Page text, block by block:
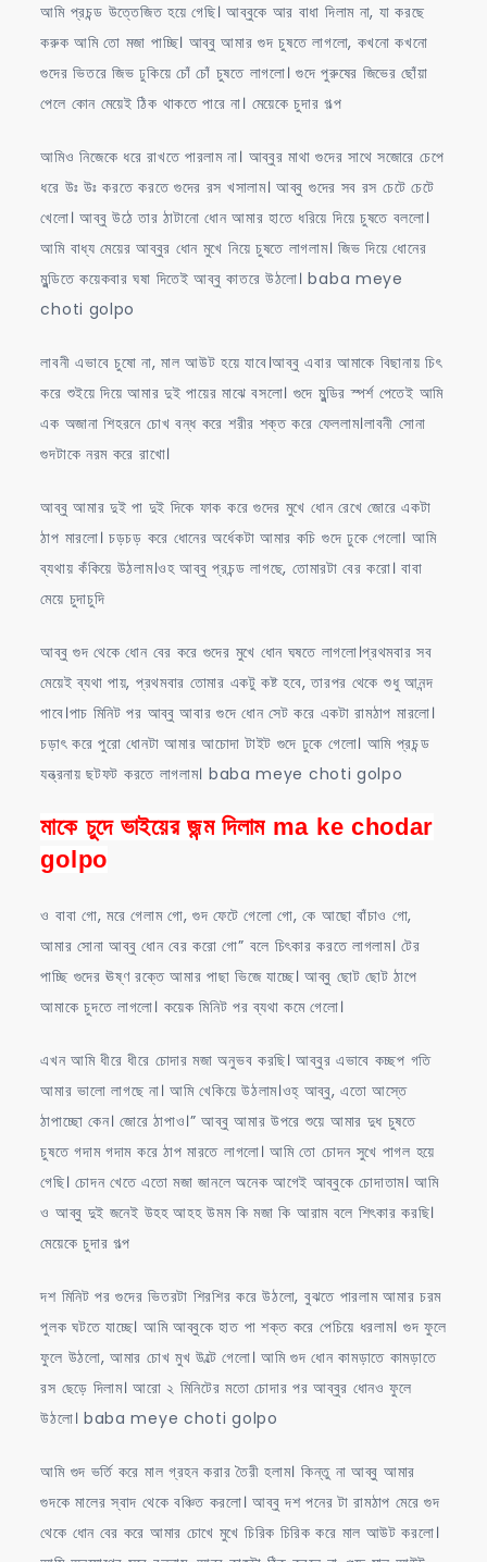
আমি প্রচন্ড উত্তেজিত হয়ে গেছি। আব্বুকে আর বাধা দিলাম না, যা করছে
করুক আমি তো মজা পাচ্ছি। আব্বু আমার গুদ চুষতে লাগলো, কখনো কখনো
গুদের ভিতরে জিভ ঢুকিয়ে চোঁ চোঁ চুষতে লাগলো। গুদে পুরুষের জিভের ছোঁয়া
পেলে কোন মেয়েই ঠিক থাকতে পারে না। মেয়েকে চুদার গল্প
আমিও নিজেকে ধরে রাখতে পারলাম না। আব্বুর মাথা গুদের সাথে সজোরে চেপে
ধরে উঃ উঃ করতে করতে গুদের রস খসালাম। আব্বু গুদের সব রস চেটে চেটে
খেলো। আব্বু উঠে তার ঠাটানো ধোন আমার হাতে ধরিয়ে দিয়ে চুষতে বললো।
আমি বাধ্য মেয়ের আব্বুর ধোন মুখে নিয়ে চুষতে লাগলাম। জিভ দিয়ে ধোনের
মুন্ডিতে কয়েকবার ঘষা দিতেই আব্বু কাতরে উঠলো। baba meye
choti golpo
লাবনী এভাবে চুষো না, মাল আউট হয়ে যাবে।আব্বু এবার আমাকে বিছানায় চিৎ
করে শুইয়ে দিয়ে আমার দুই পায়ের মাঝে বসলো। গুদে মুন্ডির স্পর্শ পেতেই আমি
এক অজানা শিহরনে চোখ বন্ধ করে শরীর শক্ত করে ফেললাম।লাবনী সোনা
গুদটাকে নরম করে রাখো।
আব্বু আমার দুই পা দুই দিকে ফাক করে গুদের মুখে ধোন রেখে জোরে একটা
ঠাপ মারলো। চড়চড় করে ধোনের অর্ধেকটা আমার কচি গুদে ঢুকে গেলো। আমি
ব্যথায় কঁকিয়ে উঠলাম।ওহ ‌আব্বু প্রচন্ড লাগছে, তোমারটা বের করো। বাবা
মেয়ে চুদাচুদি
আব্বু গুদ থেকে ধোন বের করে গুদের মুখে ধোন ঘষতে লাগলো।প্রথমবার সব
মেয়েই ব্যথা পায়, প্রথমবার তোমার একটু কষ্ট হবে, তারপর থেকে শুধু আনন্দ
পাবে।পাচ মিনিট পর আব্বু আবার গুদে ধোন সেট করে একটা রামঠাপ মারলো।
চড়াৎ করে পুরো ধোনটা আমার আচোদা টাইট গুদে ঢুকে গেলো। আমি প্রচন্ড
যন্ত্রনায় ছটফট করতে লাগলাম। baba meye choti golpo
মাকে চুদে ভাইয়ের জন্ম দিলাম ma ke chodar
golpo
ও বাবা গো, মরে গেলাম গো, গুদ ফেটে গেলো গো, কে আছো বাঁচাও গো,
আমার সোনা আব্বু ধোন বের করো গো” বলে চিৎকার করতে লাগলাম। টের
পাচ্ছি গুদের ঊষ্ণ রক্তে আমার পাছা ভিজে যাচ্ছে। আব্বু ছোট ছোট ঠাপে
আমাকে চুদতে লাগলো। কয়েক মিনিট পর ব্যথা কমে গেলো।
এখন আমি ধীরে ধীরে চোদার মজা অনুভব করছি। আব্বুর এভাবে কচ্ছপ গতি
আমার ভালো লাগছে না। আমি খেকিয়ে উঠলাম।ওহ্ আব্বু, এতো আস্তে
ঠাপাচ্ছো কেন। জোরে ঠাপাও।” আব্বু আমার উপরে শুয়ে আমার দুধ চুষতে
চুষতে গদাম গদাম করে ঠাপ মারতে লাগলো। আমি তো চোদন সুখে পাগল হয়ে
গেছি। চোদন খেতে এতো মজা জানলে অনেক আগেই আব্বুকে চোদাতাম। আমি
ও আব্বু দুই জনেই উহহ আহহ উমম কি মজা কি আরাম বলে শিৎকার করছি।
মেয়েকে চুদার গল্প
দশ মিনিট পর গুদের ভিতরটা শিরশির করে উঠলো, বুঝতে পারলাম আমার চরম
পুলক ঘটতে যাচ্ছে। আমি আব্বুকে হাত পা শক্ত করে পেচিয়ে ধরলাম। গুদ ফুলে
ফুলে উঠলো, আমার চোখ মুখ উল্টে গেলো। আমি গুদ ধোন কামড়াতে কামড়াতে
রস ছেড়ে দিলাম। আরো ২ মিনিটের মতো চোদার পর আব্বুর ধোনও ফুলে
উঠলো। baba meye choti golpo
আমি গুদ ভর্তি করে মাল গ্রহন করার তৈরী হলাম। কিন্তু না আব্বু আমার
গুদকে মালের স্বাদ থেকে বঞ্চিত করলো। আব্বু দশ পনের টা রামঠাপ মেরে গুদ
থেকে ধোন বের করে আমার চোখে মুখে চিরিক চিরিক করে মাল আউট করলো।